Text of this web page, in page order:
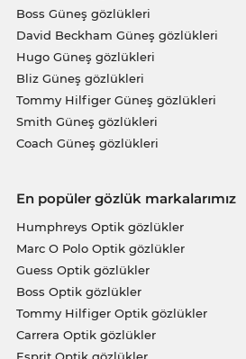
Boss Güneş gözlükleri
David Beckham Güneş gözlükleri
Hugo Güneş gözlükleri
Bliz Güneş gözlükleri
Tommy Hilfiger Güneş gözlükleri
Smith Güneş gözlükleri
Coach Güneş gözlükleri
En popüler gözlük markalarımız
Humphreys Optik gözlükler
Marc O Polo Optik gözlükler
Guess Optik gözlükler
Boss Optik gözlükler
Tommy Hilfiger Optik gözlükler
Carrera Optik gözlükler
Esprit Optik gözlükler